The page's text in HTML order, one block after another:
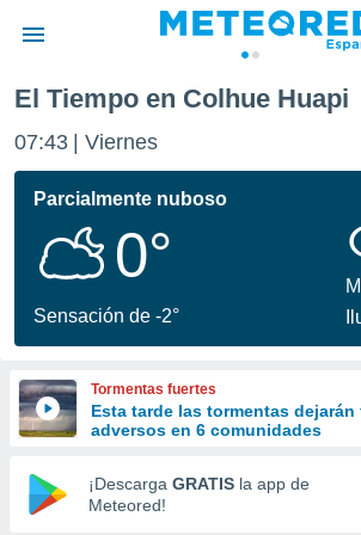
de
por
se
calidad.
a este
las
y
forma
digital
basada
El Tiempo en Colhue Huapi
07:43 Viernes
Parcialmente nuboso
0°
Sensación de -2°
Tormentas fuertes
Esta tarde las tormentas
adversos en 6 comunidades
¡Descarga GRATIS la app de
Meteored!